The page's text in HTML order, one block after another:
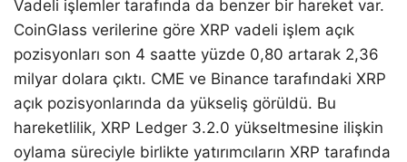
Vadeli işlemler tarafında da benzer bir hareket var.
CoinGlass verilerine göre XRP vadeli işlem açık
pozisyonları son 4 saatte yüzde 0,80 artarak 2,36
milyar dolara çıktı. CME ve Binance tarafındaki XRP
açık pozisyonlarında da yükseliş görüldü. Bu
hareketlilik, XRP Ledger 3.2.0 yükseltmesine ilişkin
oylama süreciyle birlikte yatırımcıların XRP tarafında